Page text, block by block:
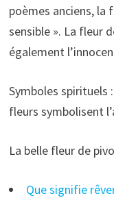
poèmes anciens, la
sensible ». La fleur
également
Symboles spirituels
fleurs symbolisent
La belle fleur de
Que signifie